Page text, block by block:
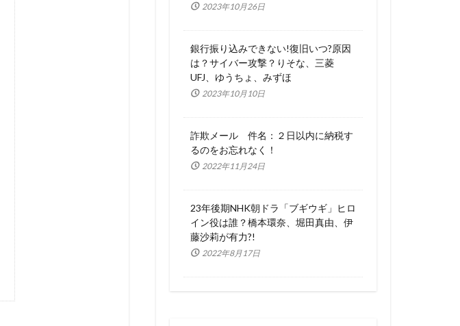
2023年10月26日
銀行振り込みできない!復旧いつ?原因
は？サイバー攻撃？りそな、三菱
UFJ、ゆうちょ、みずほ
2023年10月10日
詐欺メール 件名：２日以内に納税す
るのをお忘れなく！
2022年11月24日
23年後期NHK朝ドラ「ブギウギ」ヒロ
イン役は誰？橋本環奈、堀田真由、伊
藤沙莉が有力?!
2022年8月17日